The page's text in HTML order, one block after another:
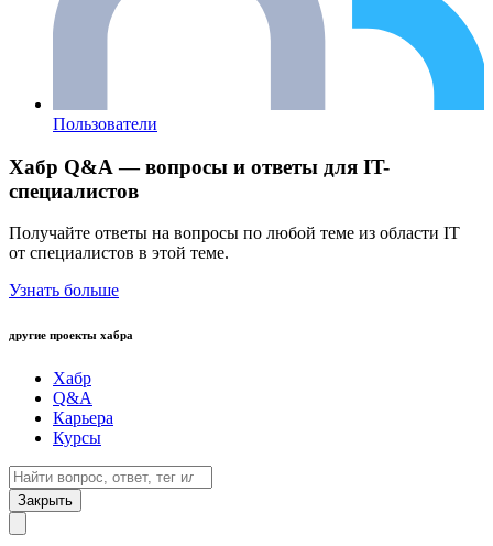
Пользователи
Хабр Q&A — вопросы и ответы для IT-
специалистов
Получайте ответы на вопросы по любой теме из области IT
от специалистов в этой теме.
Узнать больше
другие проекты хабра
Хабр
Q&A
Карьера
Курсы
Закрыть